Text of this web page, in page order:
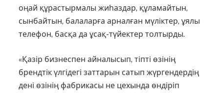
оңай құрастырмалы жиһаз­дар, құламайтын,
сынбайтын, ба­ла­­ларға арналған мүліктер, ұялы
телефон, басқа да ұсақ-түйектер толтырды.
«Қазір бизнеспен айналысып, тіпті өзінің
брендтік үлгідегі заттарын сатып жүргендердің
дені өзі­нің фабрикасы не цехында өнді­ріп